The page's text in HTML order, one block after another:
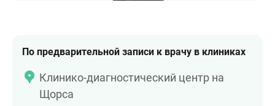
По предварительной записи к врачу в клиниках
Клинико-диагностический центр на
Щорса